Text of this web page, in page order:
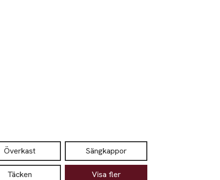
Överkast Sängkappor
Täcken Visa fler